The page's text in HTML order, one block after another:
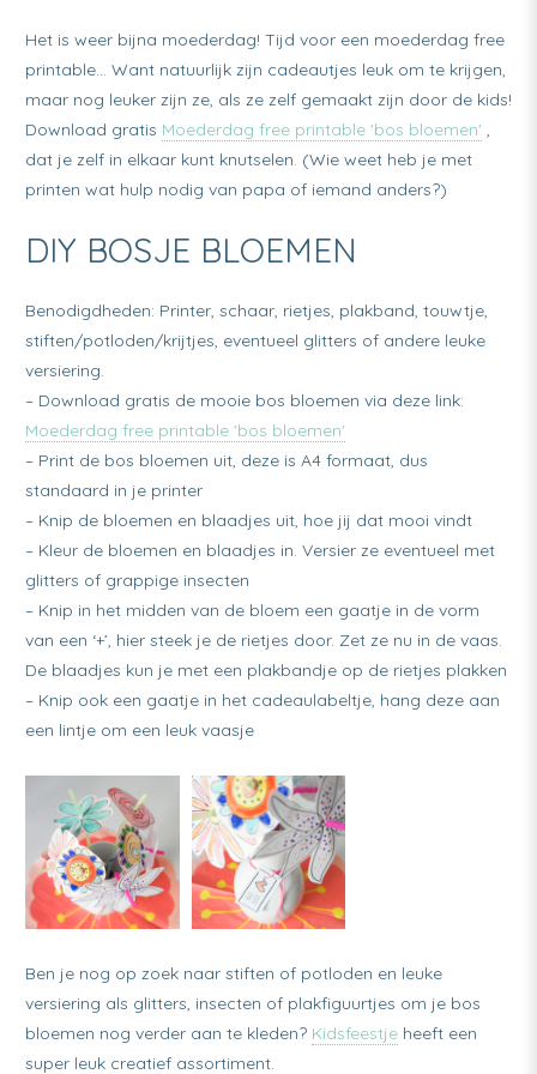
Het is weer bijna moederdag! Tijd voor een moederdag free
printable… Want natuurlijk zijn cadeautjes leuk om te krijgen,
maar nog leuker zijn ze, als ze zelf gemaakt zijn door de kids!
Download gratis Moederdag free printable 'bos bloemen' ,
dat je zelf in elkaar kunt knutselen. (Wie weet heb je met
printen wat hulp nodig van papa of iemand anders?)
DIY BOSJE BLOEMEN
Benodigdheden: Printer, schaar, rietjes, plakband, touwtje,
stiften/potloden/krijtjes, eventueel glitters of andere leuke
versiering.
– Download gratis de mooie bos bloemen via deze link:
Moederdag free printable 'bos bloemen'
– Print de bos bloemen uit, deze is A4 formaat, dus
standaard in je printer
– Knip de bloemen en blaadjes uit, hoe jij dat mooi vindt
– Kleur de bloemen en blaadjes in. Versier ze eventueel met
glitters of grappige insecten
– Knip in het midden van de bloem een gaatje in de vorm
van een ‘+’, hier steek je de rietjes door. Zet ze nu in de vaas.
De blaadjes kun je met een plakbandje op de rietjes plakken
– Knip ook een gaatje in het cadeaulabeltje, hang deze aan
een lintje om een leuk vaasje
Ben je nog op zoek naar stiften of potloden en leuke
versiering als glitters, insecten of plakfiguurtjes om je bos
bloemen nog verder aan te kleden? Kidsfeestjeheeft een
super leuk creatief assortiment.